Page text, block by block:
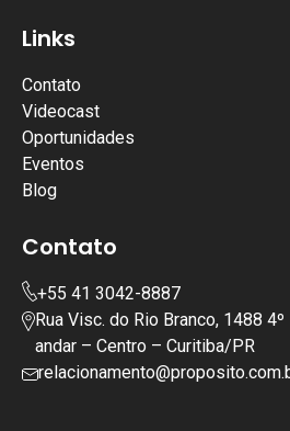
Links
Contato
Videocast
Oportunidades
Eventos
Blog
Contato
+55 41 3042-8887
Rua Visc. do Rio Branco, 1488 4º
andar – Centro – Curitiba/PR